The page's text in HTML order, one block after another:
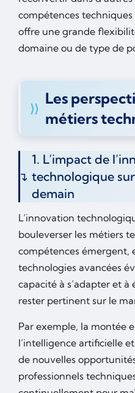
compétences
offre une grande
domaine ou de type de
Les
métiers
1. L’impact de
technologique
demain
L’innovation
bouleverser les métiers
compétences émergent,
technologies avancées
capacité à s’adapter et
rester pertinent sur le
Par exemple, la montée
l’intelligence artificielle
de nouvelles
professionnels